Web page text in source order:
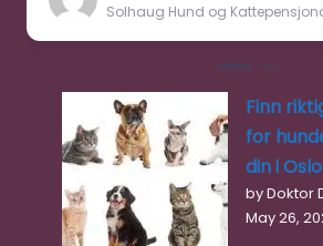
Solhaug Hund og
Finn
for
din i
by Doktor
May 26,